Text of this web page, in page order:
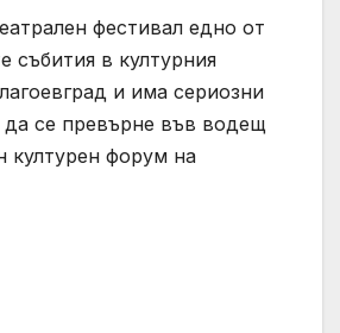
фестивал едно от
събития в културния
и има сериозни
да се превърне във водещ
културен форум на